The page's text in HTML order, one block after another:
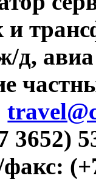
и
д,
3652)